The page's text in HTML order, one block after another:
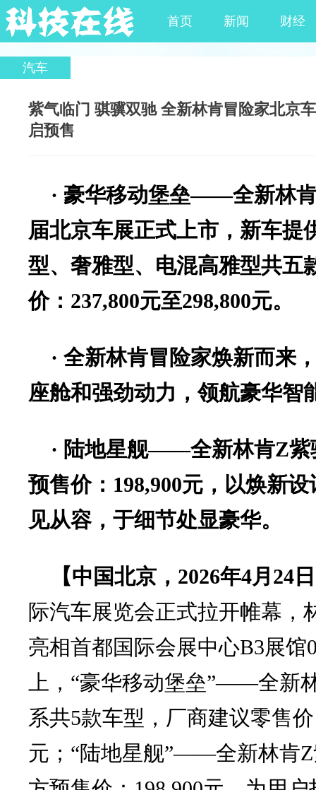
首页 新闻 财经
汽车
紫气临门 骐骥双驰 全新林肯冒险家北京
启预售
· 豪华移动堡垒——全新林
届北京车展正式上市，新车提
型、奢雅型、电混高雅型共五
价：237,800元至298,800元。
· 全新林肯冒险家焕新而来
座舱和强劲动力，领航豪华智
· 陆地星舰——全新林肯Z紫
预售价：198,900元，以焕新
见从容，于细节处显豪华。
【中国北京，2026年4月24
际汽车展览会正式拉开帷幕，
亮相首都国际会展中心B3展馆
上，“豪华移动堡垒”——全新
系共5款车型，厂商建议零售价
元；“陆地星舰”——全新林肯